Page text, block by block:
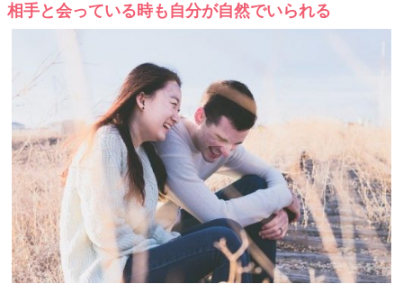
相手と会っている時も自分が自然でいられる